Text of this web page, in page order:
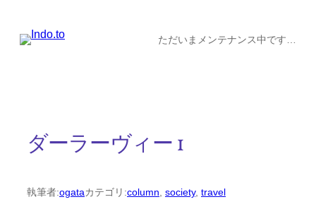
ただいまメンテナンス中です…
ダーラーヴィー 1
執筆者:ogataカテゴリ:column, society, travel